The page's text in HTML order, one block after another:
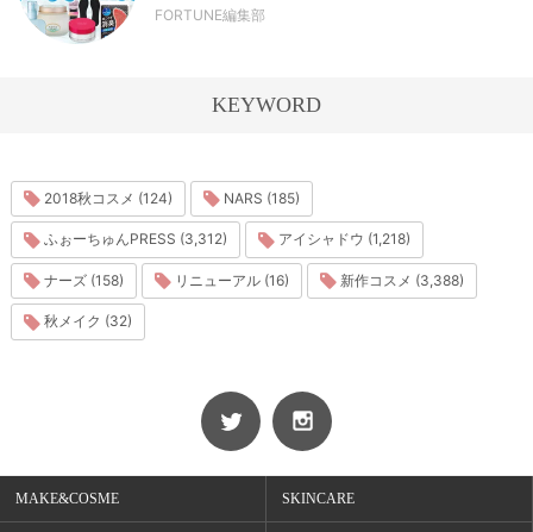
FORTUNE編集部
KEYWORD
2018秋コスメ (124) NARS (185)
ふぉーちゅんPRESS (3,312) アイシャドウ (1,218)
ナーズ (158) リニューアル (16) 新作コスメ (3,388)
秋メイク (32)
MAKE&COSME SKINCARE